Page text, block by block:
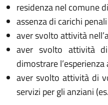
residenza nel comune
assenza di carichi
aver svolto attività
aver svolto attività
dimostrare l’esperienza
aver svolto attività di
servizi per gli anziani